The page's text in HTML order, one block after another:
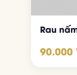
Rau
90.000